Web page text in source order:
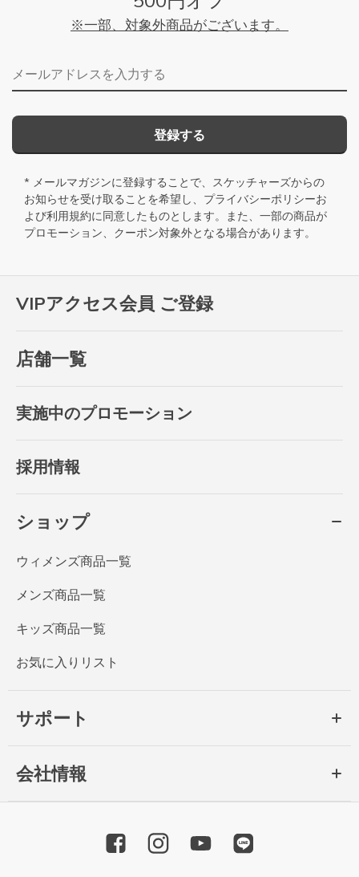
VIPアクセス会員 ご登録
店舗一覧
実施中のプロモーション
採用情報
ショップ
ウィメンズ商品一覧
メンズ商品一覧
キッズ商品一覧
お気に入りリスト
サポート
会社情報
※一部、対象外商品がございます。
メールアドレス
登録する
* メールマガジンに登録することで、スケッチャーズからの
お知らせを受け取ることを希望し、 プライバシーポリシーお
よび利用規約に同意したものとします。また、一部の商品が
プロモーション、クーポン対象外となる場合があります。